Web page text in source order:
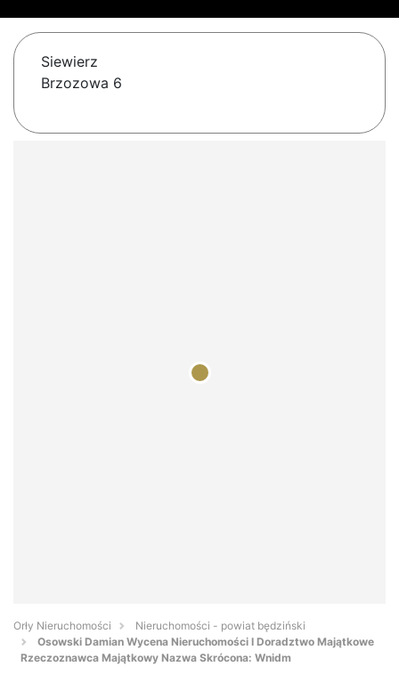
Siewierz
Brzozowa 6
Orły Nieruchomości
Nieruchomości - powiat będziński
Osowski Damian Wycena Nieruchomości I Doradztwo Majątkowe
Rzeczoznawca Majątkowy Nazwa Skrócona: Wnidm